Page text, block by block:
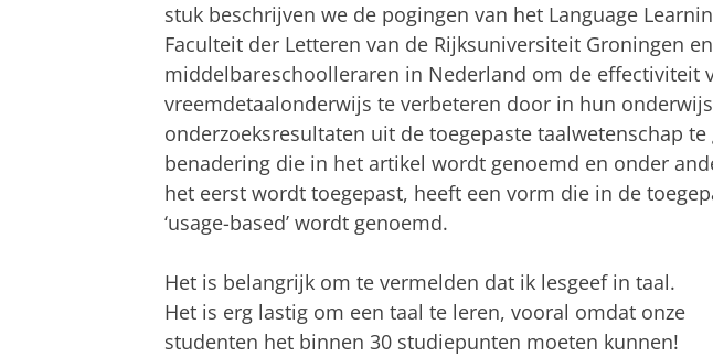
stuk beschrijven we de pogingen van het Language
Faculteit der Letteren van de Rijksuniversiteit Groningen
middelbareschoolleraren in Nederland om de effectiviteit
vreemdetaalonderwijs te verbeteren door in hun
onderzoeksresultaten uit de toegepaste taalwetenschap te
benadering die in het artikel wordt genoemd en onder
het eerst wordt toegepast, heeft een vorm die in de
‘usage-based’ wordt genoemd.
Het is belangrijk om te vermelden dat ik lesgeef in taal.
Het is erg lastig om een taal te leren, vooral omdat onze
studenten het binnen 30 studiepunten moeten kunnen!